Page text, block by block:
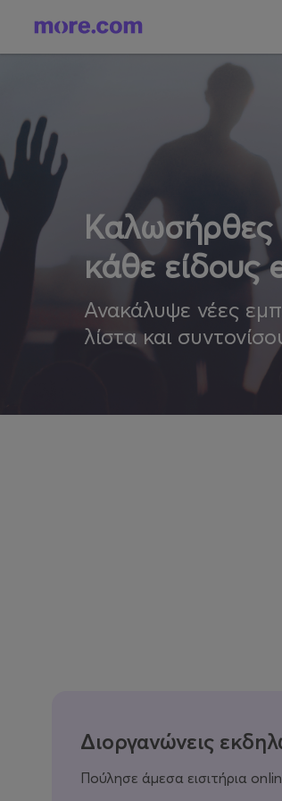
Καλωσήρθες
κάθε είδους
Ανακάλυψε νέες
λίστα και
Διοργανώνεις
Πούλησε άμεσα εισιτήρια